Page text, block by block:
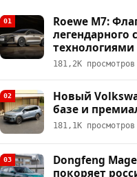
01
Roewe M7:
легендарного
технологиями
181,2К просмотров
02
Новый
базе и
181,1К просмотров
03
Dongfeng
покоряет